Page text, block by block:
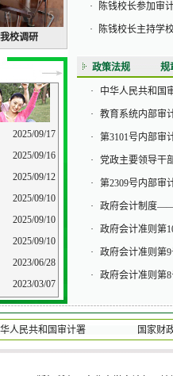
4 5 6
校调研
2025/09/17
2025/09/16
2025/09/12
2025/09/10
2025/09/10
2025/09/10
2023/06/28
2023/03/07
· 陈钱校长参加审
· 陈钱校长主持学
政策法规 规
· 中华人民共和国
· 教育系统内部审
· 第3101号内部
· 党政主要领导干
· 第2309号内部
· 政府会计制度
· 政府会计准则第
· 政府会计准则第
· 政府会计准则
人民共和国审计署 国家财